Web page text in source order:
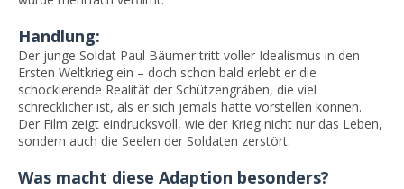
Handlung:
Der junge Soldat Paul Bäumer tritt voller Idealismus in den
Ersten Weltkrieg ein – doch schon bald erlebt er die
schockierende Realität der Schützengräben, die viel
schrecklicher ist, als er sich jemals hätte vorstellen können.
Der Film zeigt eindrucksvoll, wie der Krieg nicht nur das Leben,
sondern auch die Seelen der Soldaten zerstört.
Was macht diese Adaption besonders?